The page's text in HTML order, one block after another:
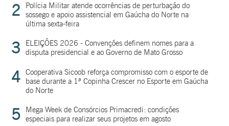
2
Polícia Militar atende ocorrências de perturbação do
sossego e apoio assistencial em Gaúcha do Norte na
última sexta-feira
3
ELEIÇÕES 2026 - Convenções definem nomes para a
disputa presidencial e ao Governo de Mato Grosso
4 Cooperativa Sicoob reforça compromisso com o esporte de
base durante a 1ª Copinha Crescer no Esporte em Gaúcha
do Norte
5
Mega Week de Consórcios Primacredi: condições
especiais para realizar seus projetos em agosto